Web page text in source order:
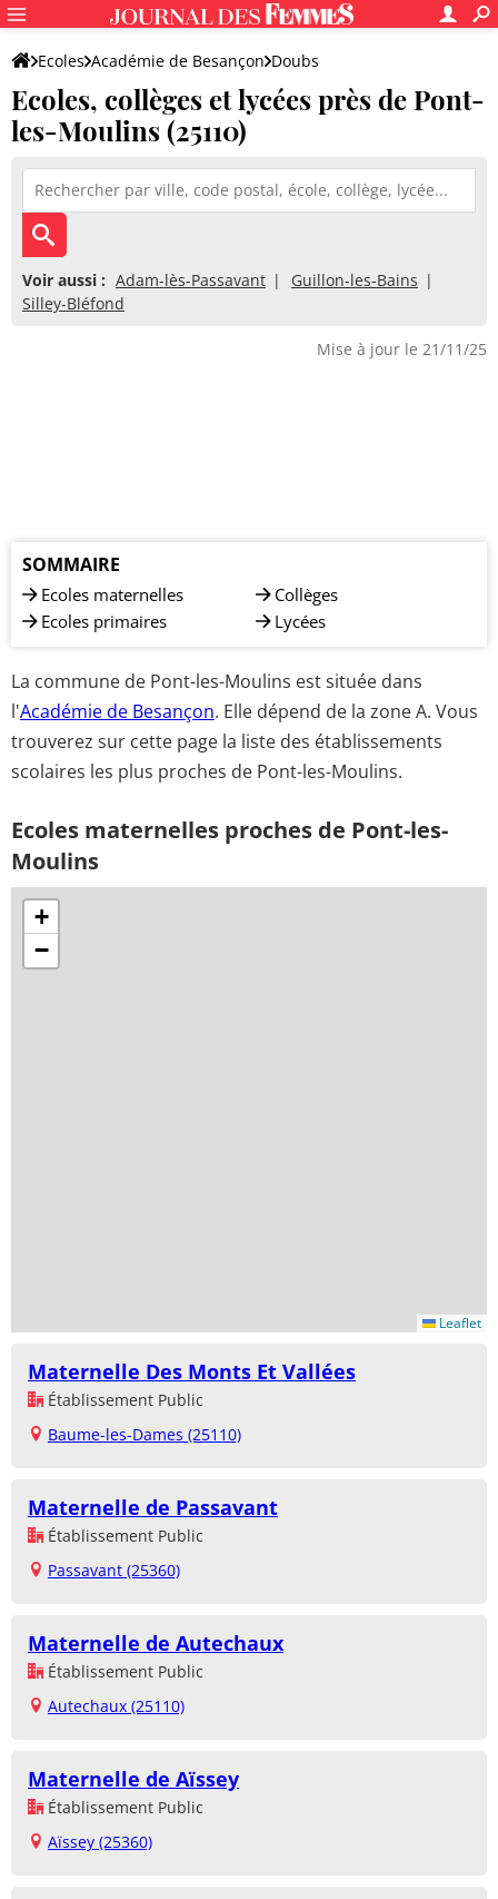
Ecoles Académie de Besançon Doubs
Ecoles, collèges et lycées près de Pont-
les-Moulins (25110)
Voir aussi : Adam-lès-Passavant
Guillon-les-Bains
Silley-Bléfond
Mise à jour le 21/11/25
SOMMAIRE
Ecoles maternelles
Ecoles primaires
Collèges
Lycées
La commune de Pont-les-Moulins est située dans
l'Académie de Besançon. Elle dépend de la zone A. Vous
trouverez sur cette page la liste des établissements
scolaires les plus proches de Pont-les-Moulins.
Ecoles maternelles proches de Pont-les-
Moulins
+
−
Leaflet
Maternelle Des Monts Et Vallées
Établissement Public
Baume-les-Dames (25110)
Maternelle de Passavant
Établissement Public
Passavant (25360)
Maternelle de Autechaux
Établissement Public
Autechaux (25110)
Maternelle de Aïssey
Établissement Public
Aïssey (25360)